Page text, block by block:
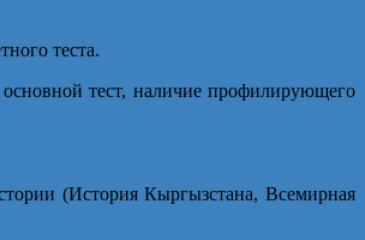
теста.
тест, наличие профилирующего
(История Кыргызстана, Всемирная